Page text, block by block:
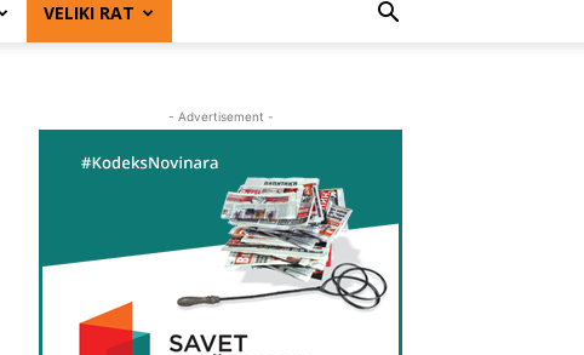
VELIKI RAT
- Advertisement -